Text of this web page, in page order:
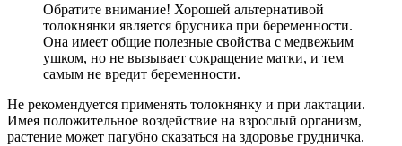
Обратите внимание! Хорошей альтернативой
толокнянки является брусника при беременности.
Она имеет общие полезные свойства с медвежьим
ушком, но не вызывает сокращение матки, и тем
самым не вредит беременности.
Не рекомендуется применять толокнянку и при лактации.
Имея положительное воздействие на взрослый организм,
растение может пагубно сказаться на здоровье грудничка.